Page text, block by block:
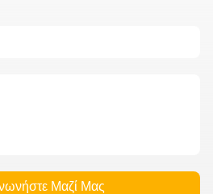
Μαζί Μας